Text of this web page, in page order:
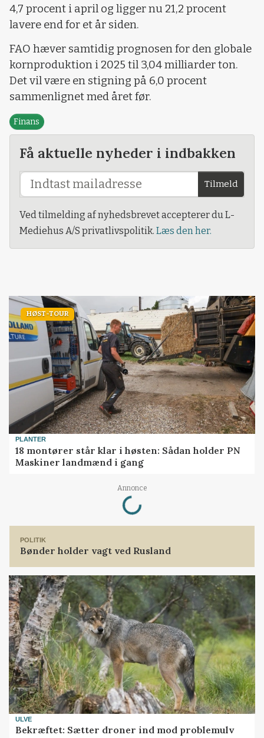
4,7 procent i april og ligger nu 21,2 procent
lavere end for et år siden.
FAO hæver samtidig prognosen for den globale
kornproduktion i 2025 til 3,04 milliarder ton.
Det vil være en stigning på 6,0 procent
sammenlignet med året før.
Finans
Få aktuelle nyheder i indbakken
Tilmeld
Ved tilmelding af nyhedsbrevet accepterer du L-
Mediehus A/S privatlivspolitik. Læs den her.
HØST-TOUR
PLANTER
18 montører står klar i høsten: Sådan holder PN
Maskiner landmænd i gang
Annonce
Loading...
POLITIK
Bønder holder vagt ved Rusland
ULVE
Bekræftet: Sætter droner ind mod problemulv